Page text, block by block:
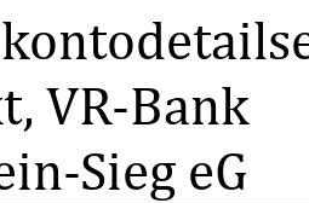
auf
100
VR-Bank
Sieg eG